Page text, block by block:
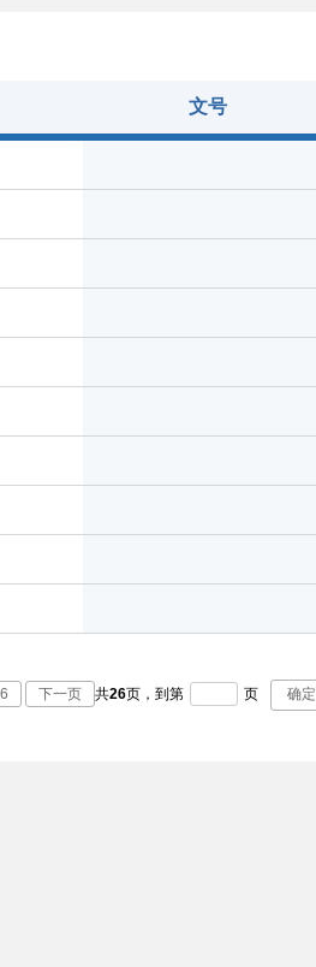
文号
下一页 共26页， 到第 页 确定